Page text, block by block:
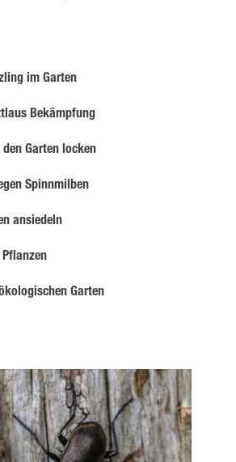
im Garten
Bekämpfung
Garten locken
Spinnmilben
ansiedeln
Garten